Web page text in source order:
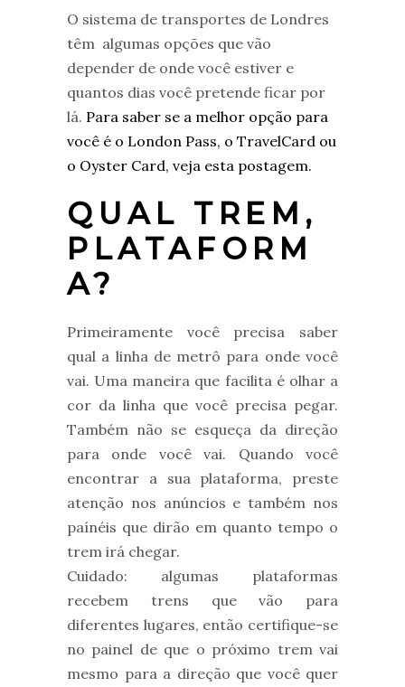
O sistema de transportes de Londres
têm algumas opções que vão
depender de onde você estiver e
quantos dias você pretende ficar por
lá. Para saber se a melhor opção para
você é o London Pass, o TravelCard ou
o Oyster Card, veja esta postagem.
QUAL TREM,
PLATAFORM
A?
Primeiramente você precisa saber
qual a linha de metrô para onde você
vai. Uma maneira que facilita é olhar a
cor da linha que você precisa pegar.
Também não se esqueça da direção
para onde você vai. Quando você
encontrar a sua plataforma, preste
atenção nos anúncios e também nos
paínéis que dirão em quanto tempo o
trem irá chegar.
Cuidado: algumas plataformas
recebem trens que vão para
diferentes lugares, então certifique-se
no painel de que o próximo trem vai
mesmo para a direção que você quer